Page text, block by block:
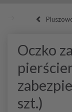
Oczko
szt.)